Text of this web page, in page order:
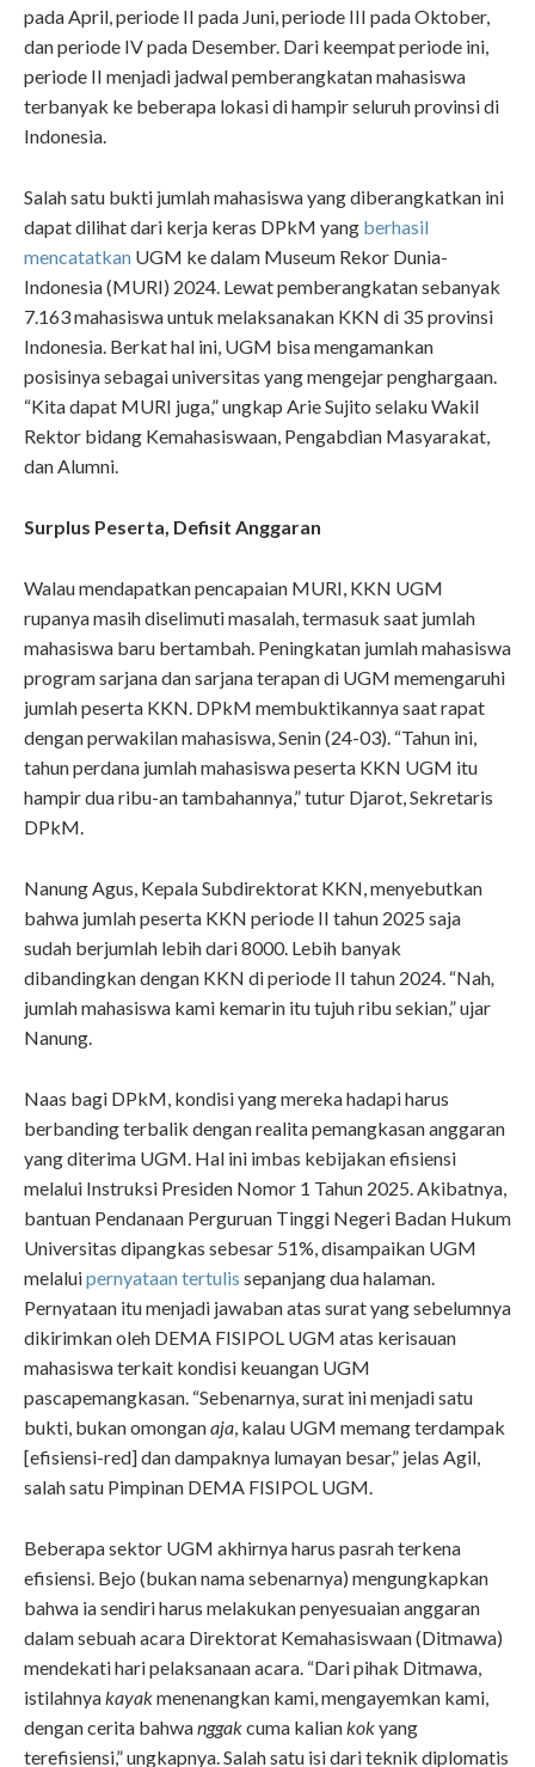
pada April, periode II pada Juni, periode III pada Oktober,
dan periode IV pada Desember. Dari keempat periode ini,
periode II menjadi jadwal pemberangkatan mahasiswa
terbanyak ke beberapa lokasi di hampir seluruh provinsi di
Indonesia.
Salah satu bukti jumlah mahasiswa yang diberangkatkan ini
dapat dilihat dari kerja keras DPkM yang berhasil
mencatatkan UGM ke dalam Museum Rekor Dunia-
Indonesia (MURI) 2024. Lewat pemberangkatan sebanyak
7.163 mahasiswa untuk melaksanakan KKN di 35 provinsi
Indonesia. Berkat hal ini, UGM bisa mengamankan
posisinya sebagai universitas yang mengejar penghargaan.
“Kita dapat MURI juga,” ungkap Arie Sujito selaku Wakil
Rektor bidang Kemahasiswaan, Pengabdian Masyarakat,
dan Alumni.
Surplus Peserta, Defisit Anggaran
Walau mendapatkan pencapaian MURI, KKN UGM
rupanya masih diselimuti masalah, termasuk saat jumlah
mahasiswa baru bertambah. Peningkatan jumlah mahasiswa
program sarjana dan sarjana terapan di UGM memengaruhi
jumlah peserta KKN. DPkM membuktikannya saat rapat
dengan perwakilan mahasiswa, Senin (24-03). “Tahun ini,
tahun perdana jumlah mahasiswa peserta KKN UGM itu
hampir dua ribu-an tambahannya,” tutur Djarot, Sekretaris
DPkM.
Nanung Agus, Kepala Subdirektorat KKN, menyebutkan
bahwa jumlah peserta KKN periode II tahun 2025 saja
sudah berjumlah lebih dari 8000. Lebih banyak
dibandingkan dengan KKN di periode II tahun 2024. “Nah,
jumlah mahasiswa kami kemarin itu tujuh ribu sekian,” ujar
Nanung.
Naas bagi DPkM, kondisi yang mereka hadapi harus
berbanding terbalik dengan realita pemangkasan anggaran
yang diterima UGM. Hal ini imbas kebijakan efisiensi
melalui Instruksi Presiden Nomor 1 Tahun 2025. Akibatnya,
bantuan Pendanaan Perguruan Tinggi Negeri Badan Hukum
Universitas dipangkas sebesar 51%, disampaikan UGM
melaluipernyataan tertulis sepanjang dua halaman.
Pernyataan itu menjadi jawaban atas surat yang sebelumnya
dikirimkan oleh DEMA FISIPOL UGM atas kerisauan
mahasiswa terkait kondisi keuangan UGM
pascapemangkasan. “Sebenarnya, surat ini menjadi satu
bukti, bukan omonganaja , kalau UGM memang terdampak
[efisiensi-red] dan dampaknya lumayan besar,” jelas Agil,
salah satu Pimpinan DEMA FISIPOL UGM.
Beberapa sektor UGM akhirnya harus pasrah terkena
efisiensi. Bejo (bukan nama sebenarnya) mengungkapkan
bahwa ia sendiri harus melakukan penyesuaian anggaran
dalam sebuah acara Direktorat Kemahasiswaan (Ditmawa)
mendekati hari pelaksanaan acara. “Dari pihak Ditmawa,
istilahnya kayakmenenangkan kami, mengayemkan kami,
dengan cerita bahwanggakcuma kalian kokyang
terefisiensi,” ungkapnya. Salah satu isi dari teknik diplomatis